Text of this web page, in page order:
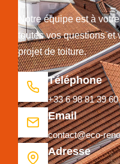
Notre équipe est à
toutes vos questions et
projet de toiture.
Téléphone
+33 6 98 81 39 60
Email
contact@eco-
Adresse